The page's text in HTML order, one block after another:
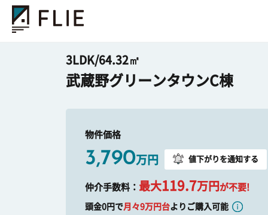
3LDK/64.32㎡
武蔵野グリーンタウンC棟
物件価格
3,790万円 値下がりを通知する
仲介手数料： 最大119.7万円 が不要!
頭金0円で月々9万円台よりご購入可能